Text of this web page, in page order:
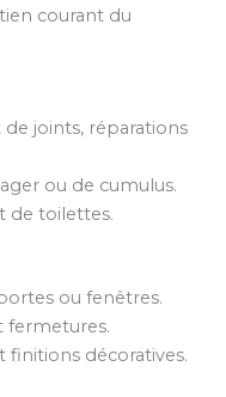
courant du
joints, réparations
ou de cumulus.
de toilettes.
ou fenêtres.
fermetures.
finitions décoratives.